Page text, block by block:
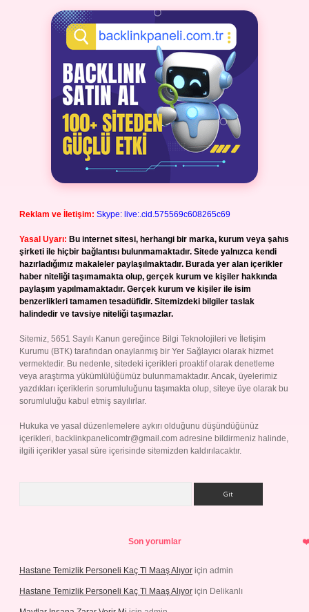
Reklam ve İletişim: Skype: live:.cid.575569c608265c69
Yasal Uyarı: Bu internet sitesi, herhangi bir marka, kurum veya şahıs
şirketi ile hiçbir bağlantısı bulunmamaktadır. Sitede yalnızca kendi
hazırladığımız makaleler paylaşılmaktadır. Burada yer alan içerikler
haber niteliği taşımamakta olup, gerçek kurum ve kişiler hakkında
paylaşım yapılmamaktadır. Gerçek kurum ve kişiler ile isim
benzerlikleri tamamen tesadüfidir. Sitemizdeki bilgiler taslak
halindedir ve tavsiye niteliği taşımazlar.
Sitemiz, 5651 Sayılı Kanun gereğince Bilgi Teknolojileri ve İletişim
Kurumu (BTK) tarafından onaylanmış bir Yer Sağlayıcı olarak hizmet
vermektedir. Bu nedenle, sitedeki içerikleri proaktif olarak denetleme
veya araştırma yükümlülüğümüz bulunmamaktadır. Ancak, üyelerimiz
yazdıkları içeriklerin sorumluluğunu taşımakta olup, siteye üye olarak bu
sorumluluğu kabul etmiş sayılırlar.
Hukuka ve yasal düzenlemelere aykırı olduğunu düşündüğünüz
içerikleri, backlinkpanelicomtr@gmail.com adresine bildirmeniz halinde,
ilgili içerikler yasal süre içerisinde sitemizden kaldırılacaktır.
Son yorumlar
Hastane Temizlik Personeli Kaç Tl Maaş Alıyor için admin
Hastane Temizlik Personeli Kaç Tl Maaş Alıyor için Delikanlı